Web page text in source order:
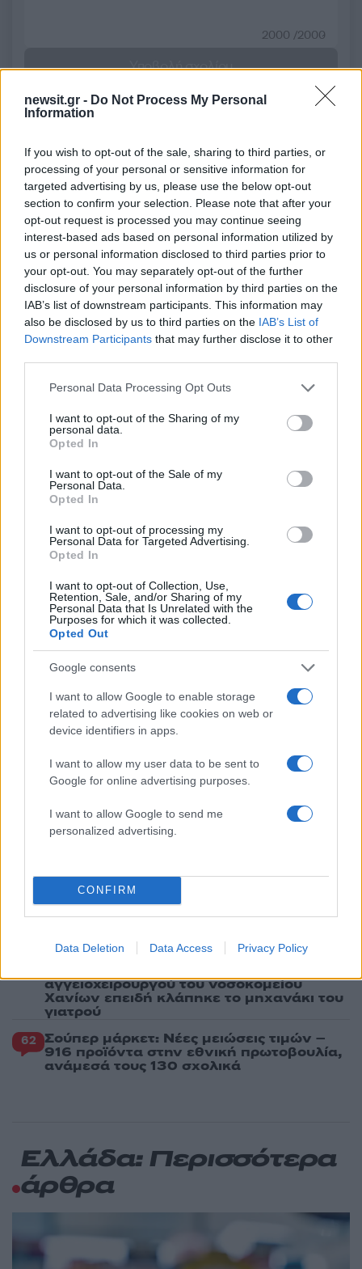
newsit.gr - Do Not Process My Personal
Information
If you wish to opt-out of the sale, sharing to third parties, or
processing of your personal or sensitive information for
targeted advertising by us, please use the below opt-out
section to confirm your selection. Please note that after your
opt-out request is processed you may continue seeing
interest-based ads based on personal information utilized by
us or personal information disclosed to third parties prior to
your opt-out. You may separately opt-out of the further
disclosure of your personal information by third parties on the
IAB’s list of downstream participants. This information may
also be disclosed by us to third parties on the IAB’s List of
Downstream Participants that may further disclose it to other
Please note that this website/app uses one or more Google
not limited to your visit or usage behaviour. You may click to
grant or deny consent to Google and its third-party tags to
use your data for below specified purposes in below Google
consent section.
Personal Data Processing Opt Outs
I want to opt-out of the Sharing of my
personal data.
Opted In
I want to opt-out of the Sale of my
Personal Data.
Opted In
I want to opt-out of processing my
Personal Data for Targeted Advertising.
Opted In
I want to opt-out of Collection, Use,
Retention, Sale, and/or Sharing of my
Personal Data that Is Unrelated with the
Purposes for which it was collected.
Opted Out
Google consents
I want to allow Google to enable storage
related to advertising like cookies on web or
device identifiers in apps.
I want to allow my user data to be sent to
Google for online advertising purposes.
I want to allow Google to send me
personalized advertising.
CONFIRM
Data Deletion Data Access Privacy Policy
2000 /2000
Υποβολή σχολίου
Όροι Χρήσης. Το site προστατεύεται από reCAPTCHA, ισχύουν
Πολιτική Απορρήτου
ΛΕΩΦΟΡΟΣ ΠΟΣΕΙΔΩΝΟΣ
ΤΡΟΧΑΙΟ
Share:
Ακολουθήστε το Νewsit.gr στοGoogle Newsκαι
ενημερωθείτε πρώτοι για όλη την ειδησεογραφία και τα
τελευταία νέα
Πιο δημοφιλή
ήταν σαν πλαστελίνη», συγκλονίζει η
επιβάτιδα που έσωσε τον Σέρβο όταν
έσπασε το παράθυρο του αεροπλάνου
Ανησυχία από το ξέσπασμα του ιού του
Δυτικού Νείλου με κρούσματα στην Αττική
- «Καμπανάκι» από τον Ιατρικό Σύλλογο
υγείας
Φωτιά σε κατάστημα στον Άλιμο –
Νέος «Αντεροβγάλτης» στο Λονδίνο βίαζε
και δολοφονούσε ιερόδουλες – Είχε
συλληφθεί και αφέθηκε ελεύθερος
Με 40άρια κορυφώνεται το κύμα ζέστης -
Ποιες περιοχές βρίσκονται στο επίκεντρο
και μέχρι πότε θα κρατήσουν τα μελτέμια
Πιο σχολιασμένα
Marfin: Η 46χρονη πήρε προθεσμία για
να απολογηθεί την Τρίτη – «Είναι αθώα,
100.000 άτομα»
Βγήκαν ξανά τα μαχαίρια στην Ελπίδα
κίνημα σε φοβικό αρχηγικό κόμμα»
79 Μεταφορές χρημάτων: Πότε μπορεί να
θεωρηθούν δωρεές και να επιβληθεί
Απίστευτο κι όμως αληθινό -
αγγειοχειρουργού του νοσοκομείου
Χανίων επειδή κλάπηκε το μηχανάκι του
γιατρού
62 Σούπερ μάρκετ: Νέες μειώσεις τιμών –
916 προϊόντα στην εθνική πρωτοβουλία,
ανάμεσά τους 130 σχολικά
Ελλάδα: Περισσότερα
άρθρα